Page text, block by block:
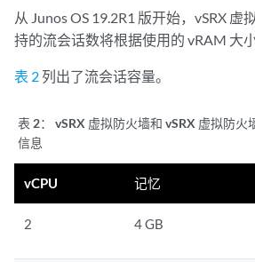
从 Junos OS 19.2R1 版开始，vSRX 虚
持的流会话数将根据使用的 vRAM 大小
表 2 列出了流会话容量。
表 2： vSRX 虚拟防火墙和 vSRX 虚拟防火
信息
vCPU 记忆
2 4 GB